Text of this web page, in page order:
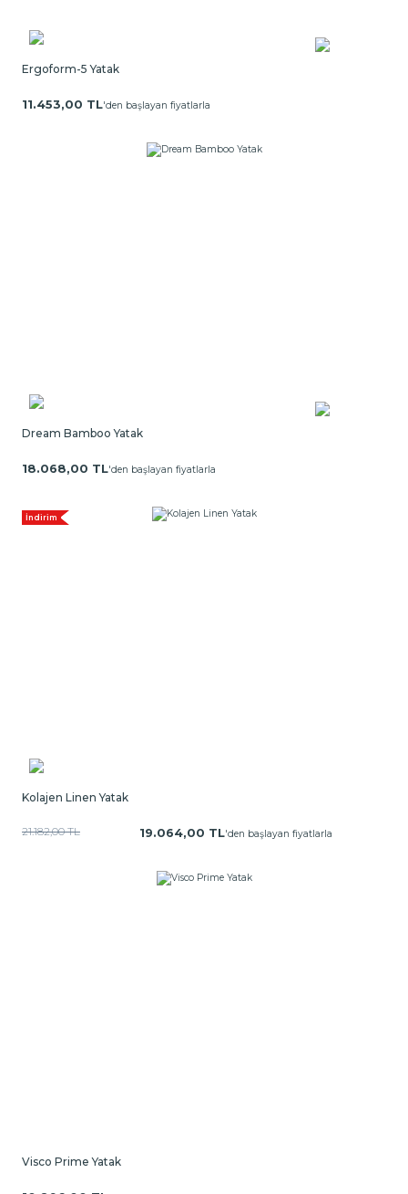
Ergoform-5 Yatak
11.453,00 TL'den başlayan fiyatlarla
Dream Bamboo Yatak
18.068,00 TL'den başlayan fiyatlarla
İndirim
Kolajen Linen Yatak
21.182,00 TL 19.064,00 TL'den başlayan fiyatlarla
Visco Prime Yatak